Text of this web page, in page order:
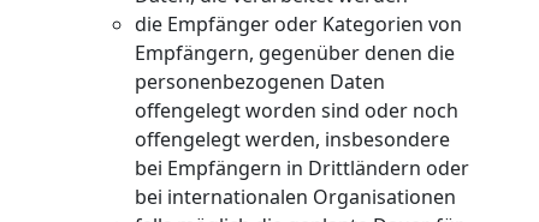
die Empfänger oder Kategorien von
Empfängern, gegenüber denen die
personenbezogenen Daten
offengelegt worden sind oder noch
offengelegt werden, insbesondere
bei Empfängern in Drittländern oder
bei internationalen Organisationen